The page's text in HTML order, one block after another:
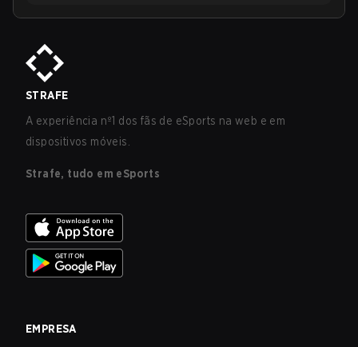
STRAFE
A experiência nº1 dos fãs de eSports na web e em
dispositivos móveis.
Strafe, tudo em eSports
EMPRESA